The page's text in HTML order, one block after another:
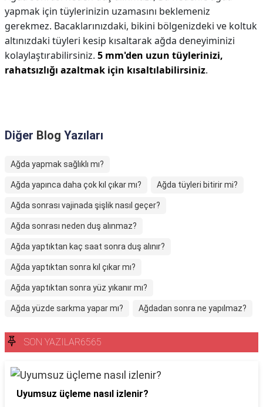
yapmak için tüylerinizin uzamasını beklemeniz
gerekmez. Bacaklarınızdaki, bikini bölgenizdeki ve koltuk
altınızdaki tüyleri kesip kısaltarak ağda deneyiminizi
kolaylaştırabilirsiniz. 5 mm'den uzun tüylerinizi,
rahatsızlığı azaltmak için kısaltılabilirsiniz.
Diğer Blog Yazıları
Ağda yapmak sağlıklı mı?
Ağda yapınca daha çok kıl çıkar mı? Ağda tüyleri bitirir mi?
Ağda sonrası vajinada şişlik nasıl geçer?
Ağda sonrası neden duş alınmaz?
Ağda yaptıktan kaç saat sonra duş alınır?
Ağda yaptıktan sonra kıl çıkar mı?
Ağda yaptıktan sonra yüz yıkanır mı?
Ağda yüzde sarkma yapar mı? Ağdadan sonra ne yapılmaz?
SON YAZILAR6565
Uyumsuz üçleme nasıl izlenir?